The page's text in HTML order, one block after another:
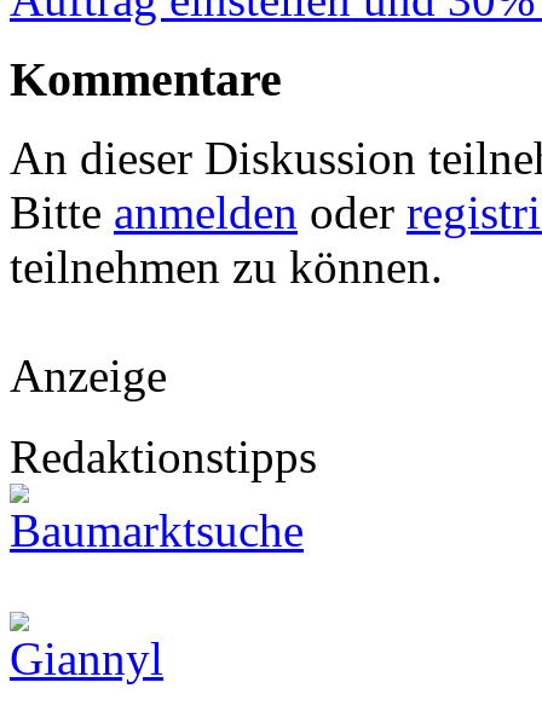
Kommentare
An dieser Diskussion
Bitte anmelden oder
teilnehmen zu können.
Anzeige
Redaktionstipps